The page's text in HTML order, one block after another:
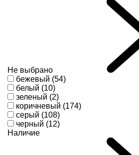
Не выбрано
бежевый (54)
белый (10)
зеленый (2)
коричневый (174)
серый (108)
черный (12)
Наличие